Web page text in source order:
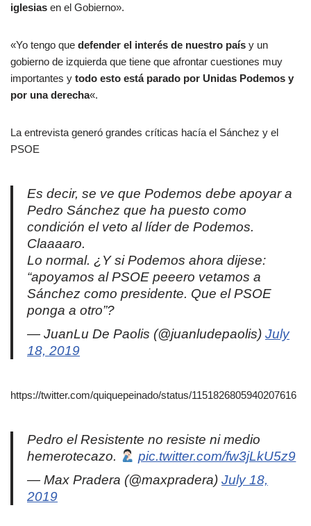
iglesias en el Gobierno».
«Yo tengo que defender el interés de nuestro país y un
gobierno de izquierda que tiene que afrontar cuestiones muy
importantes y todo esto está parado por Unidas Podemos y
por una derecha«.
La entrevista generó grandes críticas hacía el Sánchez y el
PSOE
Es decir, se ve que Podemos debe apoyar a
Pedro Sánchez que ha puesto como
condición el veto al líder de Podemos.
Claaaaro.
Lo normal. ¿Y si Podemos ahora dijese:
“apoyamos al PSOE peeero vetamos a
Sánchez como presidente. Que el PSOE
ponga a otro”?
— JuanLu De Paolis (@juanludepaolis) July
18, 2019
https://twitter.com/quiquepeinado/status/1151826805940207616
Pedro el Resistente no resiste ni medio
hemerotecazo.
pic.twitter.com/fw3jLkU5z9
— Max Pradera (@maxpradera) July 18,
2019